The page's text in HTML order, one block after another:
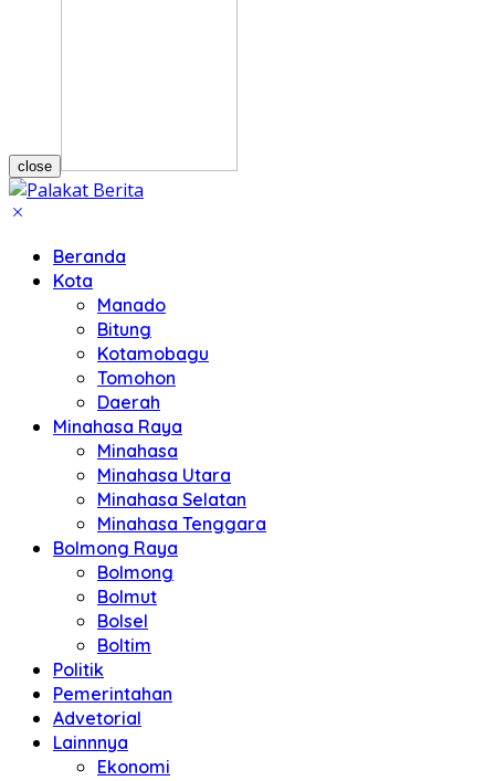
close
Beranda
Kota
Manado
Bitung
Kotamobagu
Tomohon
Daerah
Minahasa Raya
Minahasa
Minahasa Utara
Minahasa Selatan
Minahasa Tenggara
Bolmong Raya
Bolmong
Bolmut
Bolsel
Boltim
Politik
Pemerintahan
Advetorial
Lainnnya
Ekonomi